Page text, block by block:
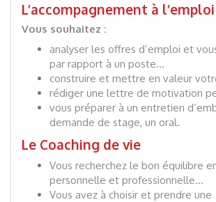
L’accompagnement à l’emploi
Vous souhaitez :
analyser les offres d’emploi et
par rapport à un poste…
construire et mettre en valeur
rédiger une lettre de motivation
vous préparer à un entretien
demande de stage, un oral.
Le Coaching de vie
Vous recherchez le bon équilibre
personnelle et professionnelle…
Vous avez à choisir et prendre une